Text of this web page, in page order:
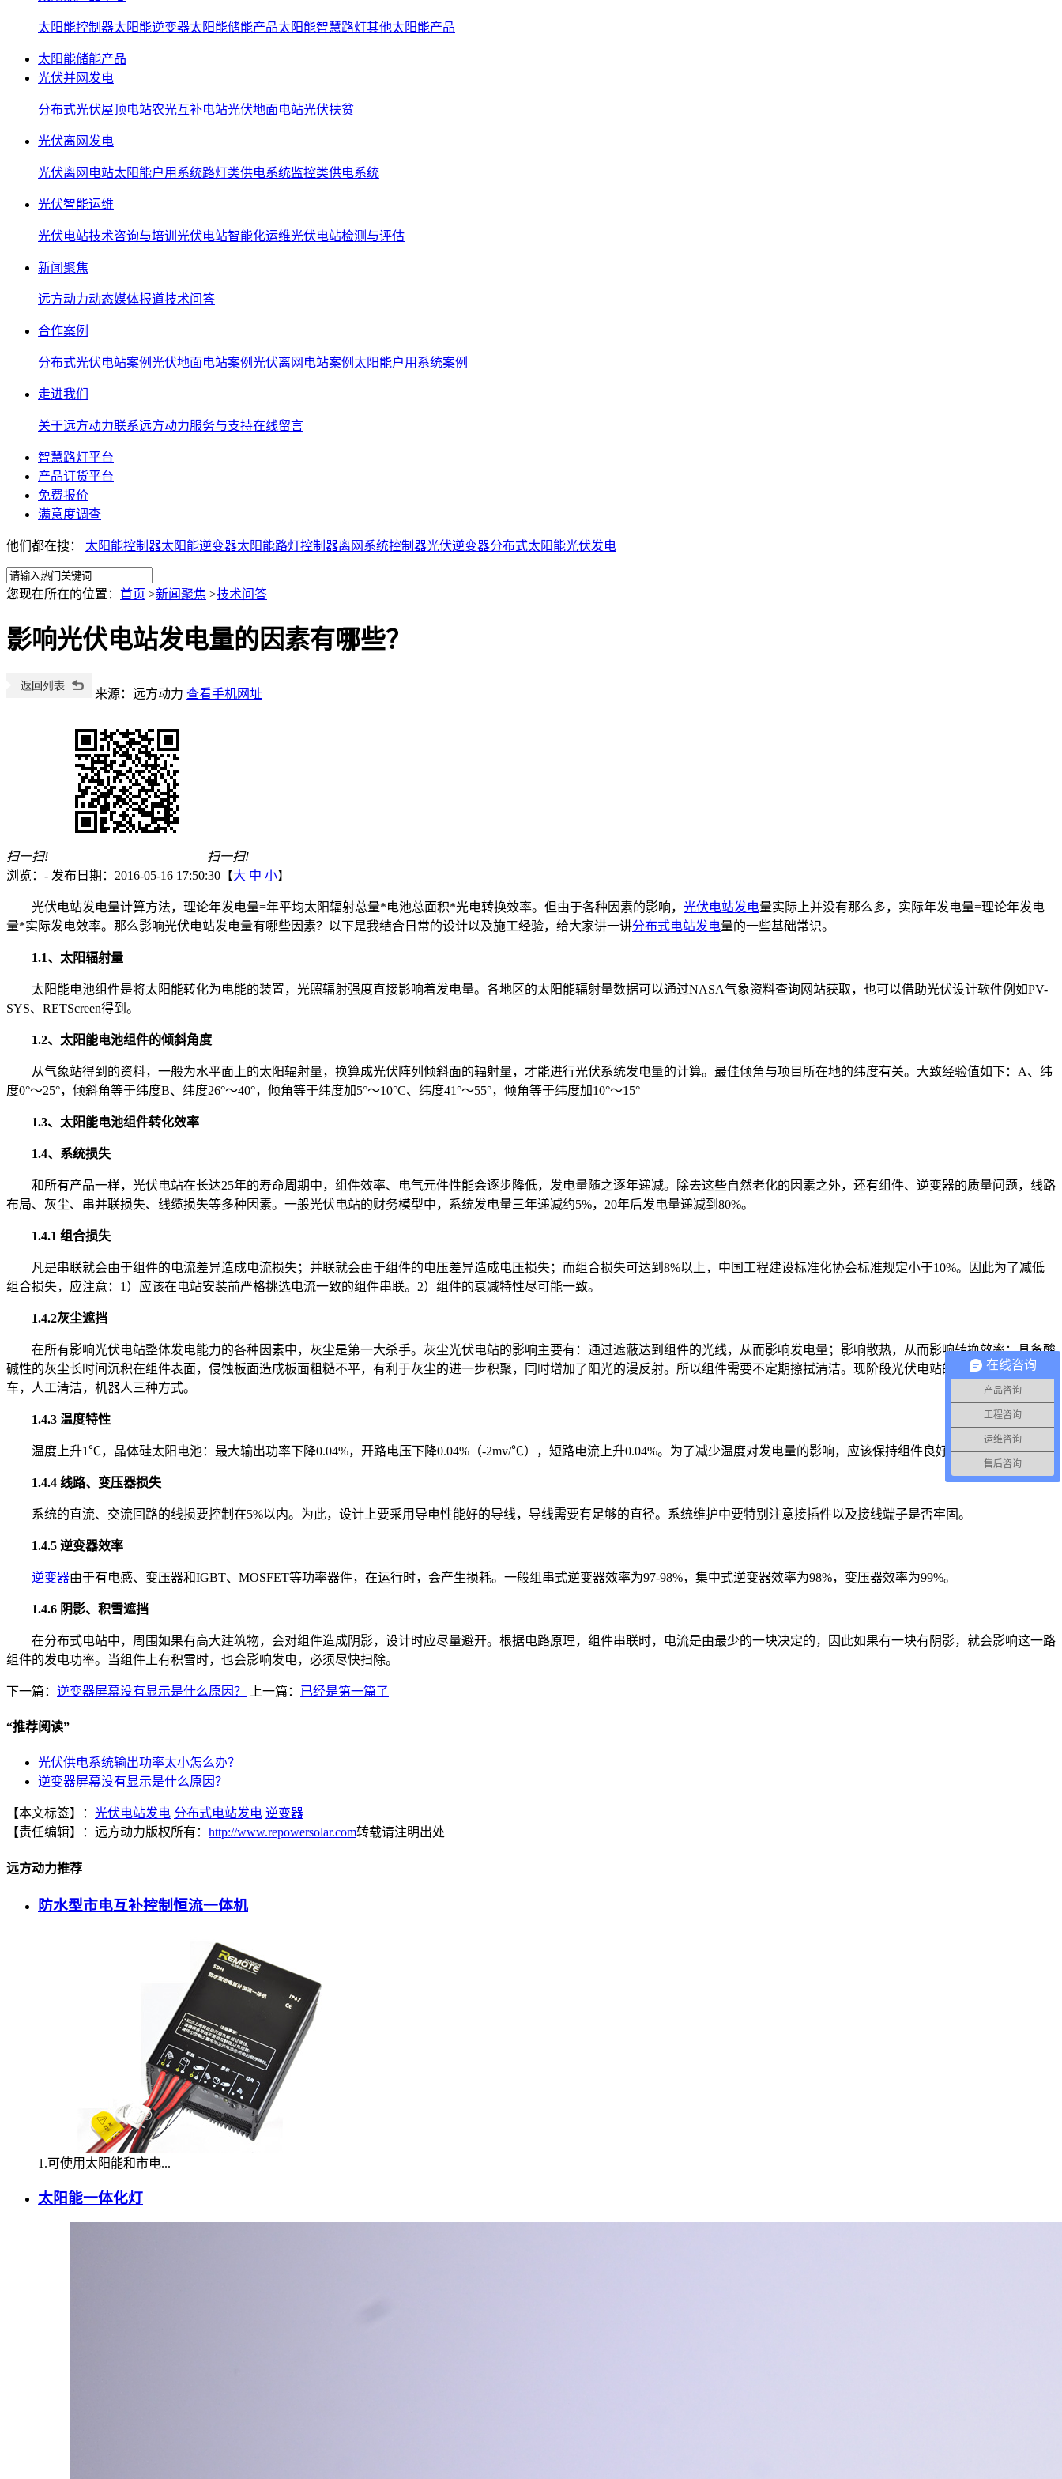
太阳能控制器太阳能逆变器太阳能储能产品太阳能智慧路灯其他太阳能产品
太阳能储能产品
光伏并网发电
分布式光伏屋顶电站农光互补电站光伏地面电站光伏扶贫
光伏离网发电
光伏离网电站太阳能户用系统路灯类供电系统监控类供电系统
光伏智能运维
光伏电站技术咨询与培训 光伏电站智能化运维光伏电站检测与评估
新闻聚焦
远方动力动态媒体报道技术问答
合作案例
分布式光伏电站案例 光伏地面电站案例 光伏离网电站案例 太阳能户用系统案例
走进我们
关于远方动力联系远方动力服务与支持在线留言
智慧路灯平台
产品订货平台
免费报价
满意度调查
他们都在搜： 太阳能控制器太阳能逆变器太阳能路灯控制器离网系统控制器光伏逆变器分布式太阳能光伏发电
您现在所在的位置： 首页 >新闻聚焦 >技术问答
影响光伏电站发电量的因素有哪些？
来源：远方动力 查看手机网址
扫一扫!
扫一扫!
浏览： - 发布日期：2016-05-16 17:50:30【大 中 小】
光伏电站发电量计算方法，理论年发电量=年平均太阳辐射总量*电池总面积*光电转换效率。但由于各种因素的影响， 光伏电站发电量实际上并没有那么多，实际年发电量=理论年发电
量*实际发电效率。那么影响光伏电站发电量有哪些因素？以下是我结合日常的设计以及施工经验，给大家讲一讲分布式电站发电量的一些基础常识。
1.1、太阳辐射量
太阳能电池组件是将太阳能转化为电能的装置，光照辐射强度直接影响着发电量。各地区的太阳能辐射量数据可以通过NASA气象资料查询网站获取，也可以借助光伏设计软件例如PV-
SYS、RETScreen得到。
1.2、太阳能电池组件的倾斜角度
从气象站得到的资料，一般为水平面上的太阳辐射量，换算成光伏阵列倾斜面的辐射量，才能进行光伏系统发电量的计算。最佳倾角与项目所在地的纬度有关。大致经验值如下：A、纬
度0°～25°，倾斜角等于纬度B、纬度26°～40°，倾角等于纬度加5°～10°C、纬度41°～55°，倾角等于纬度加10°～15°
1.3、太阳能电池组件转化效率
1.4、系统损失
和所有产品一样，光伏电站在长达25年的寿命周期中，组件效率、电气元件性能会逐步降低，发电量随之逐年递减。除去这些自然老化的因素之外，还有组件、逆变器的质量问题，线路
布局、灰尘、串并联损失、线缆损失等多种因素。一般光伏电站的财务模型中，系统发电量三年递减约5%，20年后发电量递减到80%。
1.4.1 组合损失
凡是串联就会由于组件的电流差异造成电流损失；并联就会由于组件的电压差异造成电压损失；而组合损失可达到8%以上，中国工程建设标准化协会标准规定小于10%。因此为了减低
组合损失，应注意：1）应该在电站安装前严格挑选电流一致的组件串联。2）组件的衰减特性尽可能一致。
1.4.2灰尘遮挡
在所有影响光伏电站整体发电能力的各种因素中，灰尘是第一大杀手。灰尘光伏电站的影响主要有：通过遮蔽达到组件的光线，从而影响发电量；影响散热，从而影响转换效率；具备酸
碱性的灰尘长时间沉积在组件表面，侵蚀板面造成板面粗糙不平，有利于灰尘的进一步积聚，同时增加了阳光的漫反射。所以组件需要不定期擦拭清洁。现阶段光伏电站的清洁主要有，洒水
车，人工清洁，机器人三种方式。
1.4.3 温度特性
温度上升1℃，晶体硅太阳电池：最大输出功率下降0.04%，开路电压下降0.04%（-2mv/℃），短路电流上升0.04%。为了减少温度对发电量的影响，应该保持组件良好的通风条件。
1.4.4 线路、变压器损失
系统的直流、交流回路的线损要控制在5%以内。为此，设计上要采用导电性能好的导线，导线需要有足够的直径。系统维护中要特别注意接插件以及接线端子是否牢固。
1.4.5 逆变器效率
逆变器由于有电感、变压器和IGBT、MOSFET等功率器件，在运行时，会产生损耗。一般组串式逆变器效率为97-98%，集中式逆变器效率为98%，变压器效率为99%。
1.4.6 阴影、积雪遮挡
在分布式电站中，周围如果有高大建筑物，会对组件造成阴影，设计时应尽量避开。根据电路原理，组件串联时，电流是由最少的一块决定的，因此如果有一块有阴影，就会影响这一路
组件的发电功率。当组件上有积雪时，也会影响发电，必须尽快扫除。
下一篇： 逆变器屏幕没有显示是什么原因？ 上一篇： 已经是第一篇了
“推荐阅读”
光伏供电系统输出功率太小怎么办？
逆变器屏幕没有显示是什么原因？
【本文标签】： 光伏电站发电 分布式电站发电 逆变器
【责任编辑】： 远方动力版权所有： http://www.repowersolar.com转载请注明出处
远方动力推荐
防水型市电互补控制恒流一体机
1.可使用太阳能和市电...
太阳能一体化灯
在线咨询
产品咨询
工程咨询
运维咨询
售后咨询